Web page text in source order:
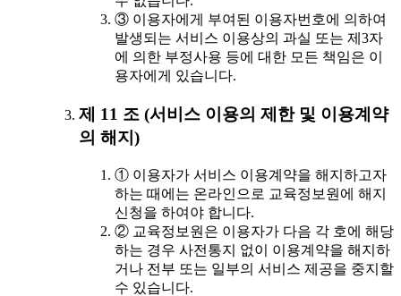
③ 이용자에게 부여된 이용자번호에 의하여
발생되는 서비스 이용상의 과실 또는 제3자
에 의한 부정사용 등에 대한 모든 책임은 이
용자에게 있습니다.
제 11 조 (서비스 이용의 제한 및 이용계약
의 해지)
① 이용자가 서비스 이용계약을 해지하고자
하는 때에는 온라인으로 교육정보원에 해지
신청을 하여야 합니다.
② 교육정보원은 이용자가 다음 각 호에 해당
하는 경우 사전통지 없이 이용계약을 해지하
거나 전부 또는 일부의 서비스 제공을 중지할
수 있습니다.